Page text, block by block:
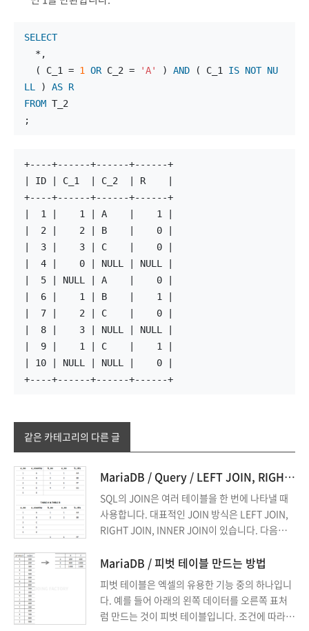
SELECT
  *,
  ( C_1 =
1 OR C_2 = 'A' ) AND ( C_1 IS NOT NU
LL
) AS R
FROM T_2
;
+----+------+------+------+
| ID | C_1  | C_2  | R    |
+----+------+------+------+
|  1 |    1 | A    |    1 |
|  2 |    2 | B    |    0 |
|  3 |    3 | C    |    0 |
|  4 |    0 | NULL | NULL |
|  5 | NULL | A    |    0 |
|  6 |    1 | B    |    1 |
|  7 |    2 | C    |    0 |
|  8 |    3 | NULL | NULL |
|  9 |    1 | C    |    1 |
| 10 | NULL | NULL |    0 |
+----+------+------+------+
같은 카테고리의 다른 글
MariaDB / Query / LEFT JOIN, RIGHT JOIN, INNER JOIN
SQL의 JOIN은 여러 테이블을 한 번에 나타낼 때
사용합니다. 대표적인 JOIN 방식은 LEFT JOIN,
RIGHT JOIN, INNER JOIN이 있습니다. 다음은
제 테이블입니다.
MariaDB / 피벗 테이블 만드는 방법
피벗 테이블은 엑셀의 유용한 기능 중의 하나입니
다. 예를 들어 아래의 왼쪽 데이터를 오른쪽 표처
럼 만드는 것이 피벗 테이블입니다. 조건에 따라